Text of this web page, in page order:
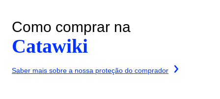
Como comprar na
Catawiki
Saber mais sobre a nossa proteção do comprador